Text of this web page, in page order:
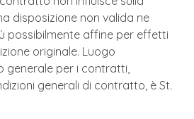
disposizione non valida ne
possibilmente affine per effetti
originale. Luogo
generale per i contratti,
generali di contratto, è St.